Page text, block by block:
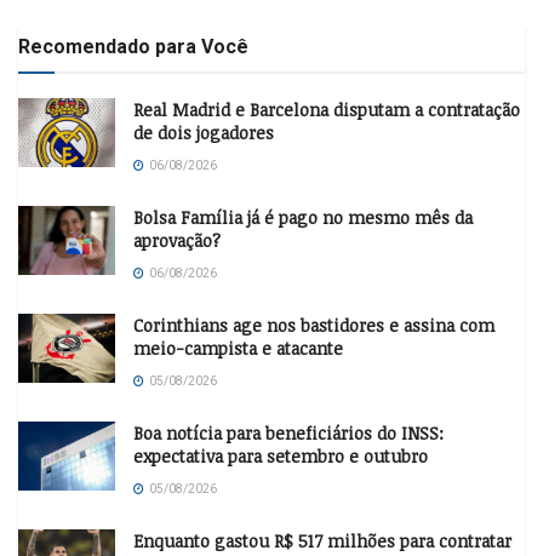
Recomendado para Você
Real Madrid e Barcelona disputam a contratação
de dois jogadores
06/08/2026
Bolsa Família já é pago no mesmo mês da
aprovação?
06/08/2026
Corinthians age nos bastidores e assina com
meio-campista e atacante
05/08/2026
Boa notícia para beneficiários do INSS:
expectativa para setembro e outubro
05/08/2026
Enquanto gastou R$ 517 milhões para contratar